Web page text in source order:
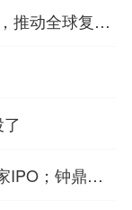
推动全球复合
IPO；钟鼎投